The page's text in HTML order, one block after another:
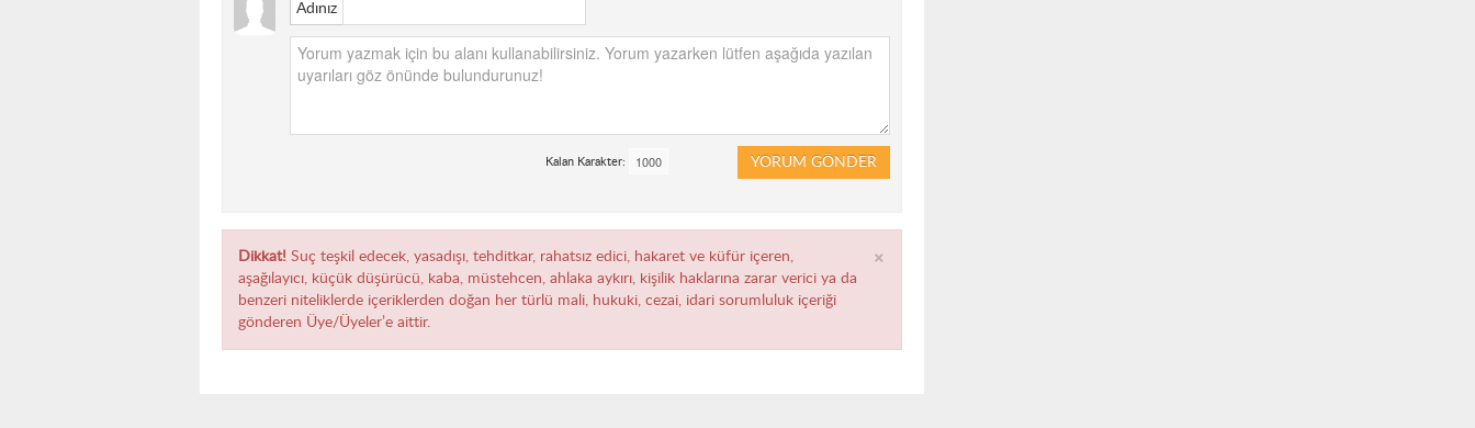
Adınız
YORUM GÖNDER
Kalan Karakter:
×
Dikkat! Suç teşkil edecek, yasadışı, tehditkar, rahatsız edici, hakaret ve küfür içeren,
aşağılayıcı, küçük düşürücü, kaba, müstehcen, ahlaka aykırı, kişilik haklarına zarar verici ya da
benzeri niteliklerde içeriklerden doğan her türlü mali, hukuki, cezai, idari sorumluluk içeriği
gönderen Üye/Üyeler’e aittir.